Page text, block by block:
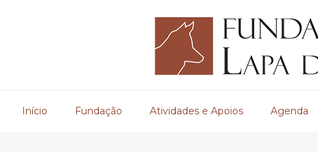
Início Fundação Atividades e Apoios Agenda